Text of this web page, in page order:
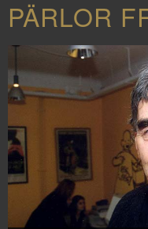
PÄRLOR